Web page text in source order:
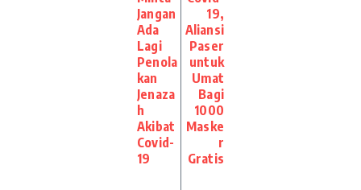
Jangan
Ada
Lagi
Penola
kan
Jenaza
h
Akibat
Covid-
19
19,
Aliansi
Paser
untuk
Umat
Bagi
1000
Maske
r
Gratis